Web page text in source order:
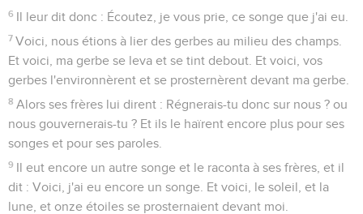
6 Il leur dit donc : Écoutez, je vous prie, ce songe que j'ai eu.
7 Voici, nous étions à lier des gerbes au milieu des champs.
Et voici, ma gerbe se leva et se tint debout. Et voici, vos
gerbes l'environnèrent et se prosternèrent devant ma gerbe.
8 Alors ses frères lui dirent : Régnerais-tu donc sur nous ? ou
nous gouvernerais-tu ? Et ils le haïrent encore plus pour ses
songes et pour ses paroles.
9 Il eut encore un autre songe et le raconta à ses frères, et il
dit : Voici, j'ai eu encore un songe. Et voici, le soleil, et la
lune, et onze étoiles se prosternaient devant moi.